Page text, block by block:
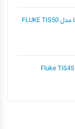
دوربین حرارتی ،ترموویژن فلوک آمریکا مدل FLUKE TIS50